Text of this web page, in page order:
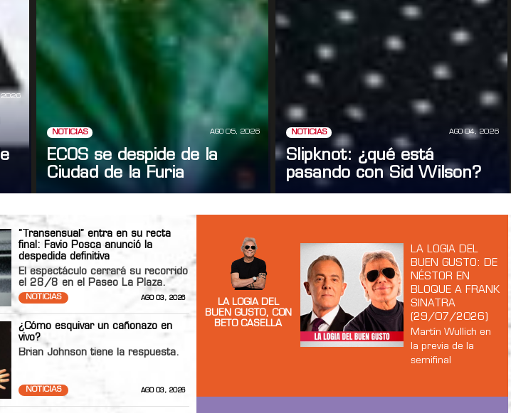
2026
NOTICIAS AGO 05, 2026
ECOS se despide de la
Ciudad de la Furia
NOTICIAS AGO 04, 2026
Slipknot: ¿qué está
pasando con Sid Wilson?
“Transensual” entra en su recta
final: Favio Posca anunció la
despedida definitiva
El espectáculo cerrará su recorrido
el 28/8 en el Paseo La Plaza.
NOTICIAS AGO 03, 2026
¿Cómo esquivar un cañonazo en
vivo?
Brian Johnson tiene la respuesta.
NOTICIAS AGO 03, 2026
LA LOGIA DEL
BUEN GUSTO, CON
BETO CASELLA
LA LOGIA DEL
BUEN GUSTO: DE
NÉSTOR EN
BLOQUE A FRANK
SINATRA
(29/07/2026)
Martín Wullich en
la previa de la
semifinal